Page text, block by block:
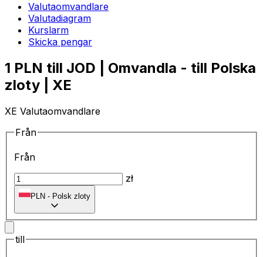
Valutaomvandlare
Valutadiagram
Kurslarm
Skicka pengar
1 PLN till JOD | Omvandla - till Polska
zloty | XE
XE Valutaomvandlare
Från
Från
zł
PLN - Polsk zloty
till